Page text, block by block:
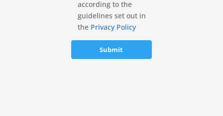
according to the
guidelines set out in
the Privacy Policy